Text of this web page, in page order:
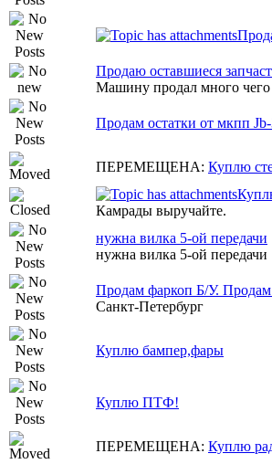
Продаю оставшиеся
Машину продал много чего
Продам остатки от мкпп
ПЕРЕМЕЩЕНА: Куплю
Камрады выручайте.
нужна вилка 5-ой передачи
нужна вилка 5-ой передачи
Продам фаркоп Б/У.
Санкт-Петербург
Куплю бампер,фары
Куплю ПТФ!
ПЕРЕМЕЩЕНА: Куплю